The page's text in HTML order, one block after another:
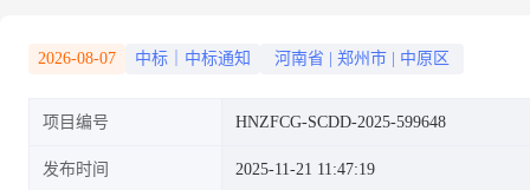
2026-08-07 中标｜中标通知 河南省 郑州市 中原区
项目编号 HNZFCG-SCDD-2025-599648
发布时间 2025-11-21 11:47:19